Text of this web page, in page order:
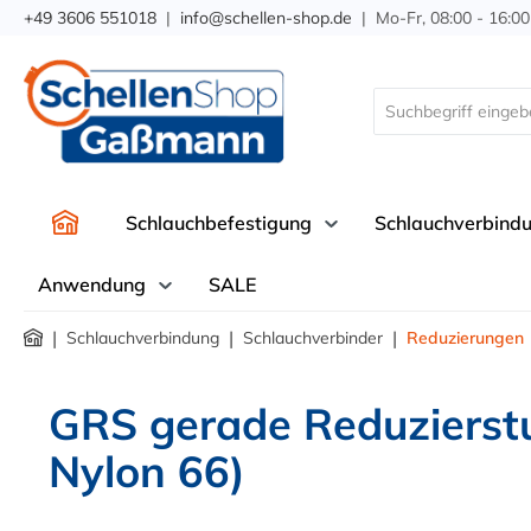
Zur Hauptnavigation springen
+49 3606 551018 | info@schellen-shop.de | Mo-Fr, 08:00 -
Schlauchbefestigung
Anwendung SALE
| Schlauchverbindung | Schlauchverbinder | Reduzierungen
GRS gerade
Nylon 66)